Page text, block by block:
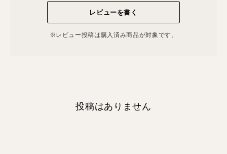
レビューを書く
※レビュー投稿は購⼊済み商品が対象です。
投稿はありません